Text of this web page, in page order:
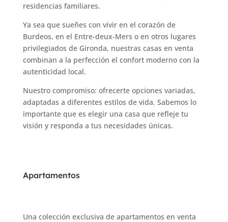
residencias familiares.
Ya sea que sueñes con vivir en el corazón de
Burdeos, en el Entre-deux-Mers o en otros lugares
privilegiados de Gironda, nuestras casas en venta
combinan a la perfección el confort moderno con la
autenticidad local.
Nuestro compromiso: ofrecerte opciones variadas,
adaptadas a diferentes estilos de vida. Sabemos lo
importante que es elegir una casa que refleje tu
visión y responda a tus necesidades únicas.
Apartamentos
Una colección exclusiva de apartamentos en venta